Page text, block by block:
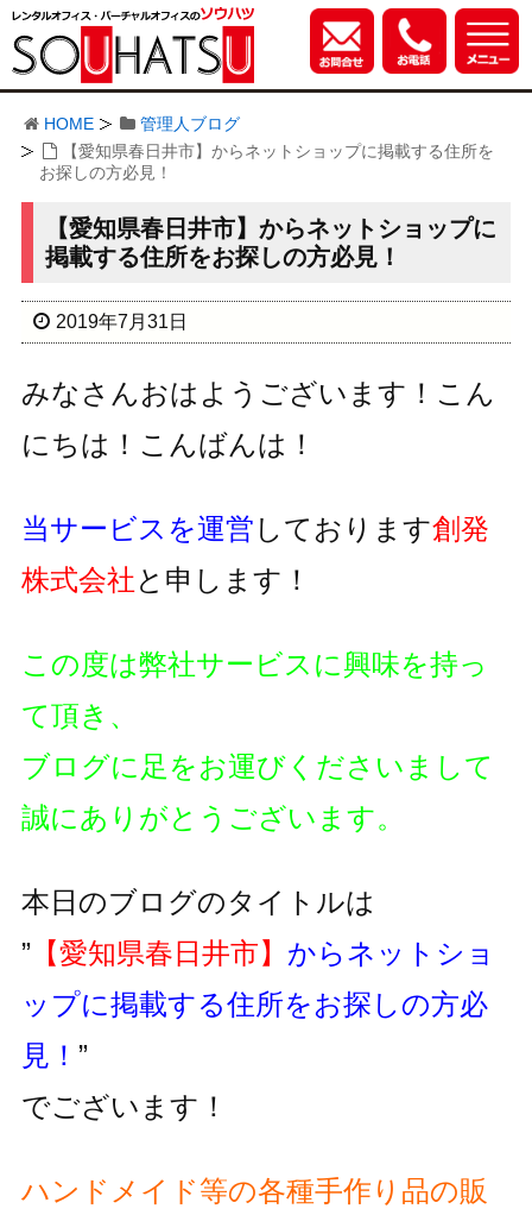
HOME
管理人ブログ
【愛知県春日井市】からネットショップに掲載する住所を
お探しの方必見！
【愛知県春日井市】からネットショップに
掲載する住所をお探しの方必見！
2019年7月31日
みなさんおはようございます！こん
にちは！こんばんは！
当サービスを運営 しております創発
株式会社と申します！
この度は弊社サービスに興味を持っ
て頂き、
ブログに足をお運びくださいまして
誠にありがとうございます。
本日のブログのタイトルは
”【愛知県春日井市】 からネットショ
ップに掲載する住所をお探しの方必
見！ ”
でございます！
ハンドメイド等の各種手作り品の販